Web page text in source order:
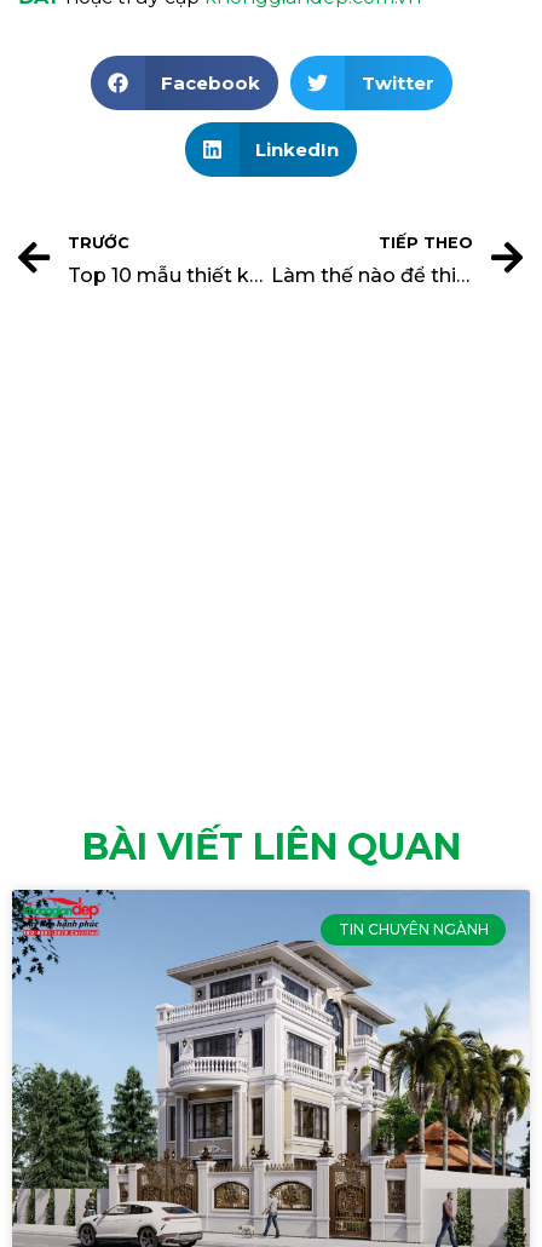
Facebook Twitter
LinkedIn
TRƯỚC
Top 10 mẫu thiết kế biệt thự hiện đại đẳng cấp năm 2024
TIẾP THEO
Làm thế nào để thiết kế biệt thự sân vườn thoáng mát ?
BÀI VIẾT LIÊN QUAN
TIN CHUYÊN NGÀNH